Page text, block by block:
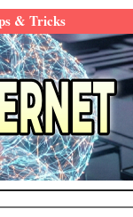
& Tricks